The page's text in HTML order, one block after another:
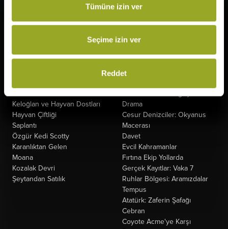
Tümüne izin ver
Seçime izin ver
Reddet
Oyuncak Hikayesi 5
Keloğlan ve Hayvan Dostları
Hayvan Çiftliği
Saplantı
Özgür Kedi Scotty
Karanlıktan Gelen
Moana
Kozalak Devri
Şeytandan Satılık
Yakında
Fırtınadan Önce
Oak Caddesi'nin Sonu
Paw Patrol: Dino Filmi
Drama
Cesur Denizciler: Okyanus
Macerası
Davet
Evcil Kahramanlar
Fırtına Ekip Yollarda
Gerçek Kayıtlar: Vaka 7
Ruhlar Bölgesi: Aramızdalar
Tempus
Atatürk: Zaferin Şafağı
Cebran
Coyote Acme'ye Karşı